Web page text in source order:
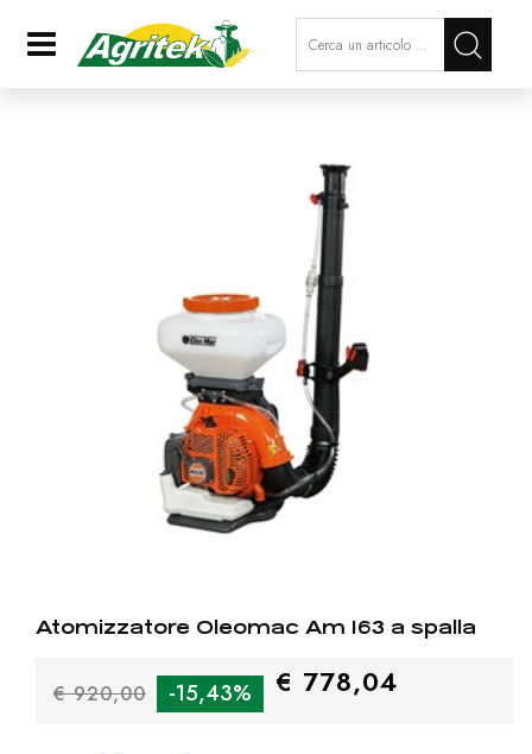
Open La modifica di un filtro
Atomizzatore Oleomac Am 163 a spalla
€ 920,00 -15,43% € 778,04